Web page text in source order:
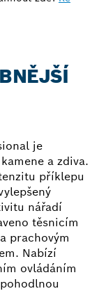
je
a zdiva.
příklepu
nářadí
těsnicím
prachovým
Nabízí
ovládáním